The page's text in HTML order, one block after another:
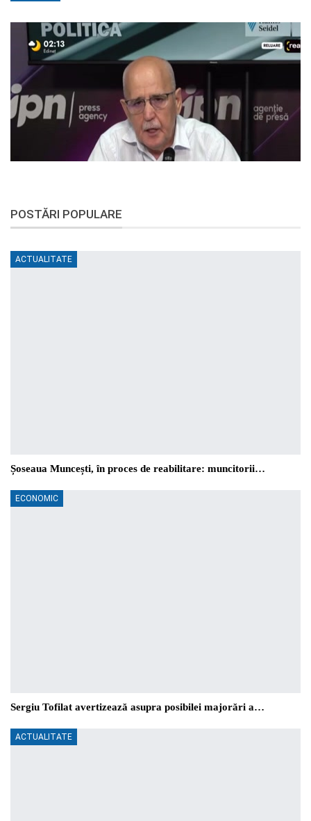
POSTĂRI POPULARE
ACTUALITATE
Șoseaua Muncești, în proces de reabilitare: muncitorii…
ECONOMIC
Sergiu Tofilat avertizează asupra posibilei majorări a…
ACTUALITATE